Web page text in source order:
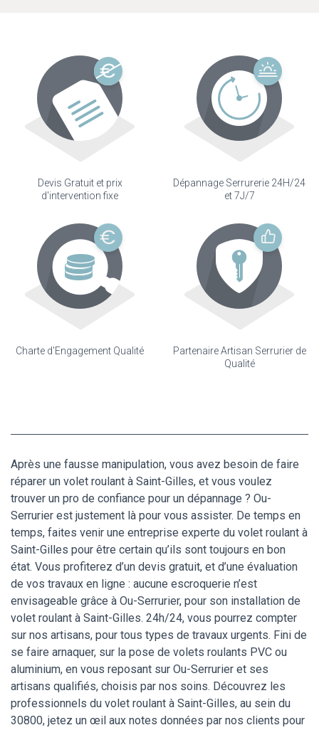
Devis Gratuit et prix
d'intervention fixe
Dépannage Serrurerie 24H/24
et 7J/7
Charte d'Engagement Qualité
Partenaire Artisan Serrurier de
Qualité
Après une fausse manipulation, vous avez besoin de faire
réparer un volet roulant à Saint-Gilles, et vous voulez
trouver un pro de confiance pour un dépannage ? Ou-
Serrurier est justement là pour vous assister. De temps en
temps, faites venir une entreprise experte du volet roulant à
Saint-Gilles pour être certain qu’ils sont toujours en bon
état. Vous profiterez d’un devis gratuit, et d’une évaluation
de vos travaux en ligne : aucune escroquerie n’est
envisageable grâce à Ou-Serrurier, pour son installation de
volet roulant à Saint-Gilles. 24h/24, vous pourrez compter
sur nos artisans, pour tous types de travaux urgents. Fini de
se faire arnaquer, sur la pose de volets roulants PVC ou
aluminium, en vous reposant sur Ou-Serrurier et ses
artisans qualifiés, choisis par nos soins. Découvrez les
professionnels du volet roulant à Saint-Gilles, au sein du
30800, jetez un œil aux notes données par nos clients pour